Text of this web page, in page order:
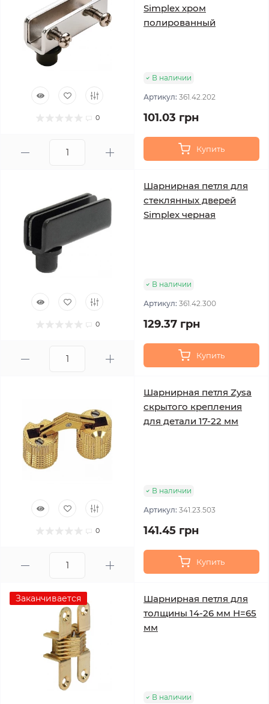
0
Simplex хром
полированный
В наличии
Артикул: 361.42.202
101.03 грн
Купить
0
Шарнирная петля для
стеклянных дверей
Simplex черная
В наличии
Артикул: 361.42.300
129.37 грн
Купить
0
Шарнирная петля Zysa
скрытого крепления
для детали 17-22 мм
В наличии
Артикул: 341.23.503
141.45 грн
Купить
Заканчивается
Шарнирная петля для
толщины 14-26 мм H=65
мм
В наличии